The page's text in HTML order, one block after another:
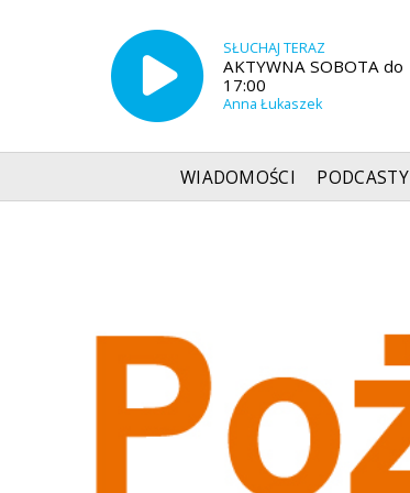
SŁUCHAJ TERAZ
AKTYWNA SOBOTA do
17:00
Anna Łukaszek
WIADOMOŚCI PODCASTY